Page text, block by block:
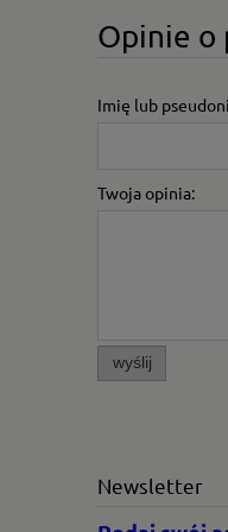
Opinie o
Imię lub
Twoja opinia:
wyślij
Newsletter